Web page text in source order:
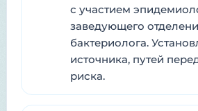
с участием
заведующего
бактериолога.
источника, путей
риска.